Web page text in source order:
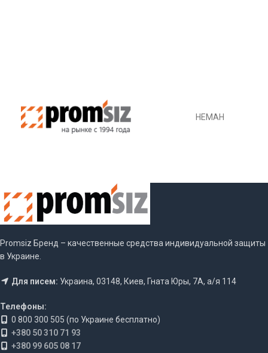
НЕМАН
Promsiz Бренд – качественные средства индивидуальной защиты
в Украине.
Для писем: Украина, 03148, Киев, Гната Юры, 7А, а/я 114
Телефоны:
0 800 300 505 (по Украине бесплатно)
+380 50 310 71 93
+380 99 605 08 17